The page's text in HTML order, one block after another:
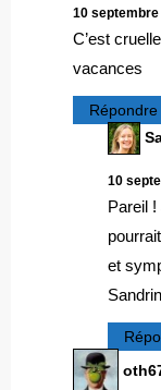
10 septembre
C’est
vacances
Répondre
10
Pareil !
et